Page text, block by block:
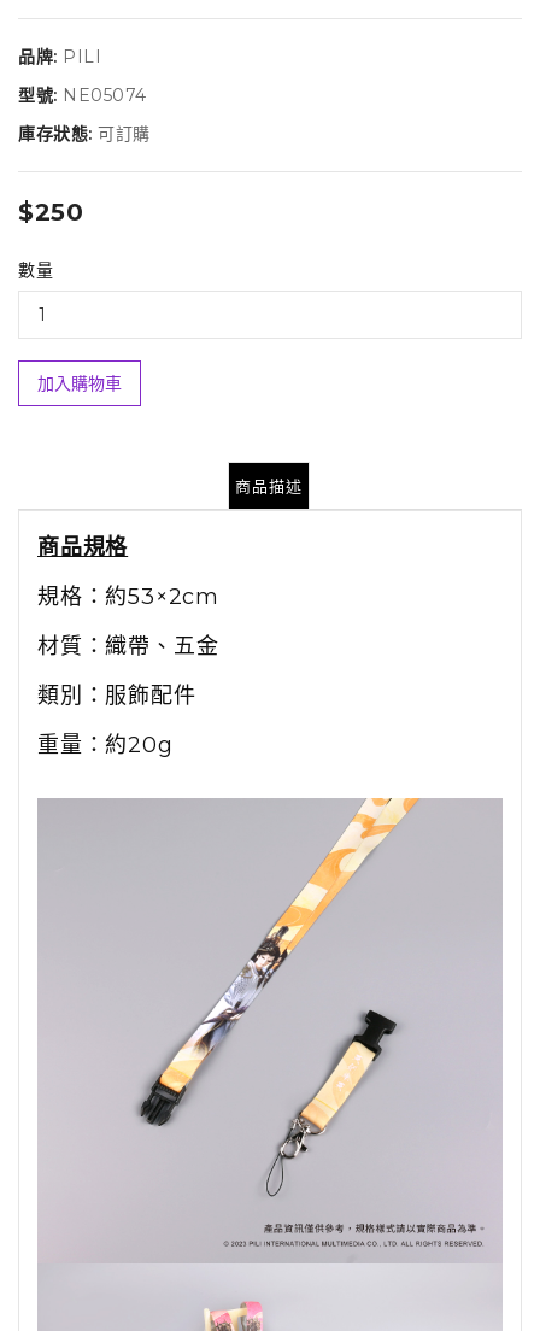
品牌: PILI
型號: NE05074
庫存狀態: 可訂購
$250
數量
加入購物車
商品描述
商品規格
規格：約53×2cm
材質：織帶、五金
類別：服飾配件
重量：約20g